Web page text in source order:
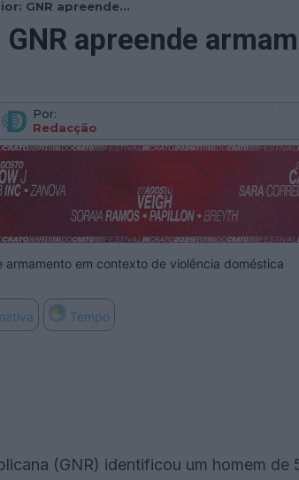
GNR apreende...
apreende
Por:
Redacção
Tempo
(GNR) identificou um homem de